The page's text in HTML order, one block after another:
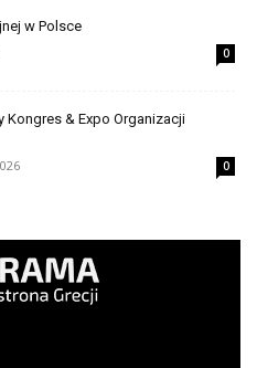
w Polsce
0
Kongres & Expo Organizacji
0